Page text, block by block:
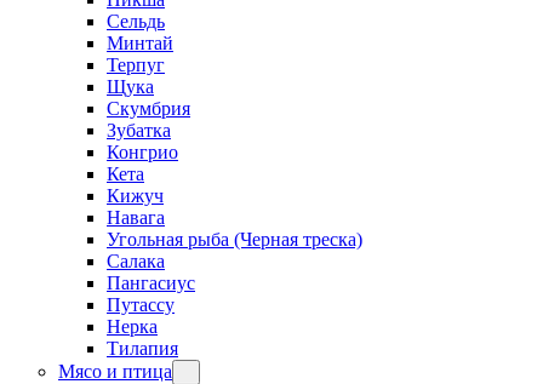
Сельдь
Минтай
Терпуг
Щука
Скумбрия
Зубатка
Конгрио
Кета
Кижуч
Навага
Угольная рыба (Черная треска)
Салака
Пангасиус
Путассу
Нерка
Тилапия
Мясо и птица